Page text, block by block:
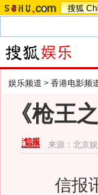
搜狐
娱乐频道 > 香港电影频
《枪王
来源： 北京
信报讯